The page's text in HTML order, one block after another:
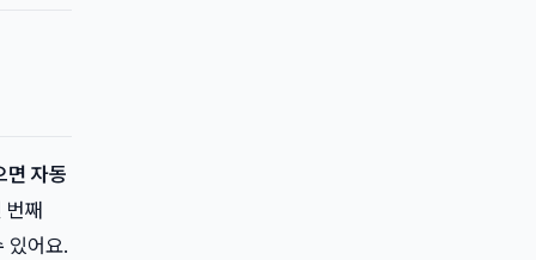
면 자동
째
있어요.